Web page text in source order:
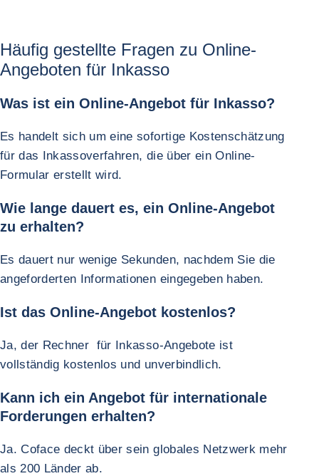
Häufig gestellte Fragen zu Online-
Angeboten für Inkasso
Was ist ein Online-Angebot für Inkasso?
Es handelt sich um eine sofortige Kostenschätzung
für das Inkassoverfahren, die über ein Online-
Formular erstellt wird.
Wie lange dauert es, ein Online-Angebot
zu erhalten?
Es dauert nur wenige Sekunden, nachdem Sie die
angeforderten Informationen eingegeben haben.
Ist das Online-Angebot kostenlos?
Ja, der Rechner für Inkasso-Angebote ist
vollständig kostenlos und unverbindlich.
Kann ich ein Angebot für internationale
Forderungen erhalten?
Ja. Coface deckt über sein globales Netzwerk mehr
als 200 Länder ab.